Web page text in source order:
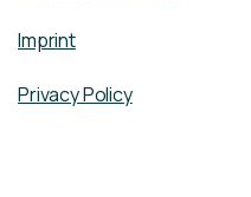
Imprint
Privacy Policy